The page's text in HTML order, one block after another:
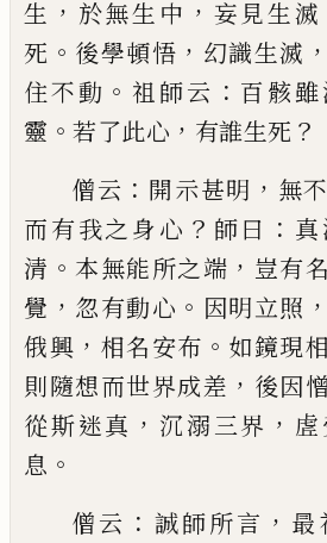
生 ， 於無生中 ， 妄見生滅
死 。 後學頓悟 ， 幻識生滅 ，
住不動 。 祖師云 ： 百骸雖
靈 。 若了此心 ， 有誰生死 ？
僧云 ： 開示甚明 ， 無
而有我之身心 ？ 師曰 ：
清 。本無能所之端 ， 豈有
覺 ， 忽有動心 。 因明立照 ，
俄興 ， 相名安布 。 如鏡現相
則隨想而世界成差 ， 後因
從斯迷真 ， 沉溺三界 ，
息 。
僧云 ： 誠師所言 ， 最